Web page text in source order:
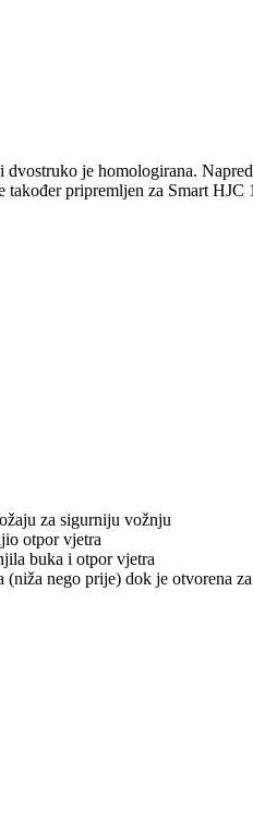
je homologirana.
pripremljen za Smart
za sigurniju vožnju
otpor vjetra
buka i otpor vjetra
nego prije) dok je otvorena